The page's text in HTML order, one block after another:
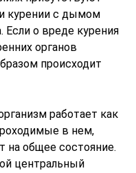
курении с дымом
Если о вреде курения
органов
происходит
работает как
в нем,
на общее состояние.
центральный